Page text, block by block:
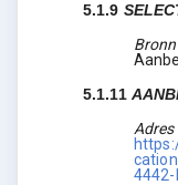
5.1.9
5.1.11